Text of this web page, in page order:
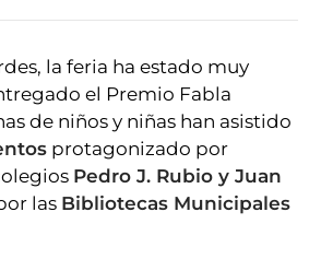
la feria ha estado muy
el Premio Fabla
de niños y niñas han asistido
protagonizado por
Pedro J. Rubio y Juan
las Bibliotecas Municipales